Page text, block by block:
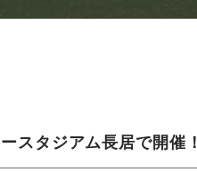
スタジアム長居で開催！